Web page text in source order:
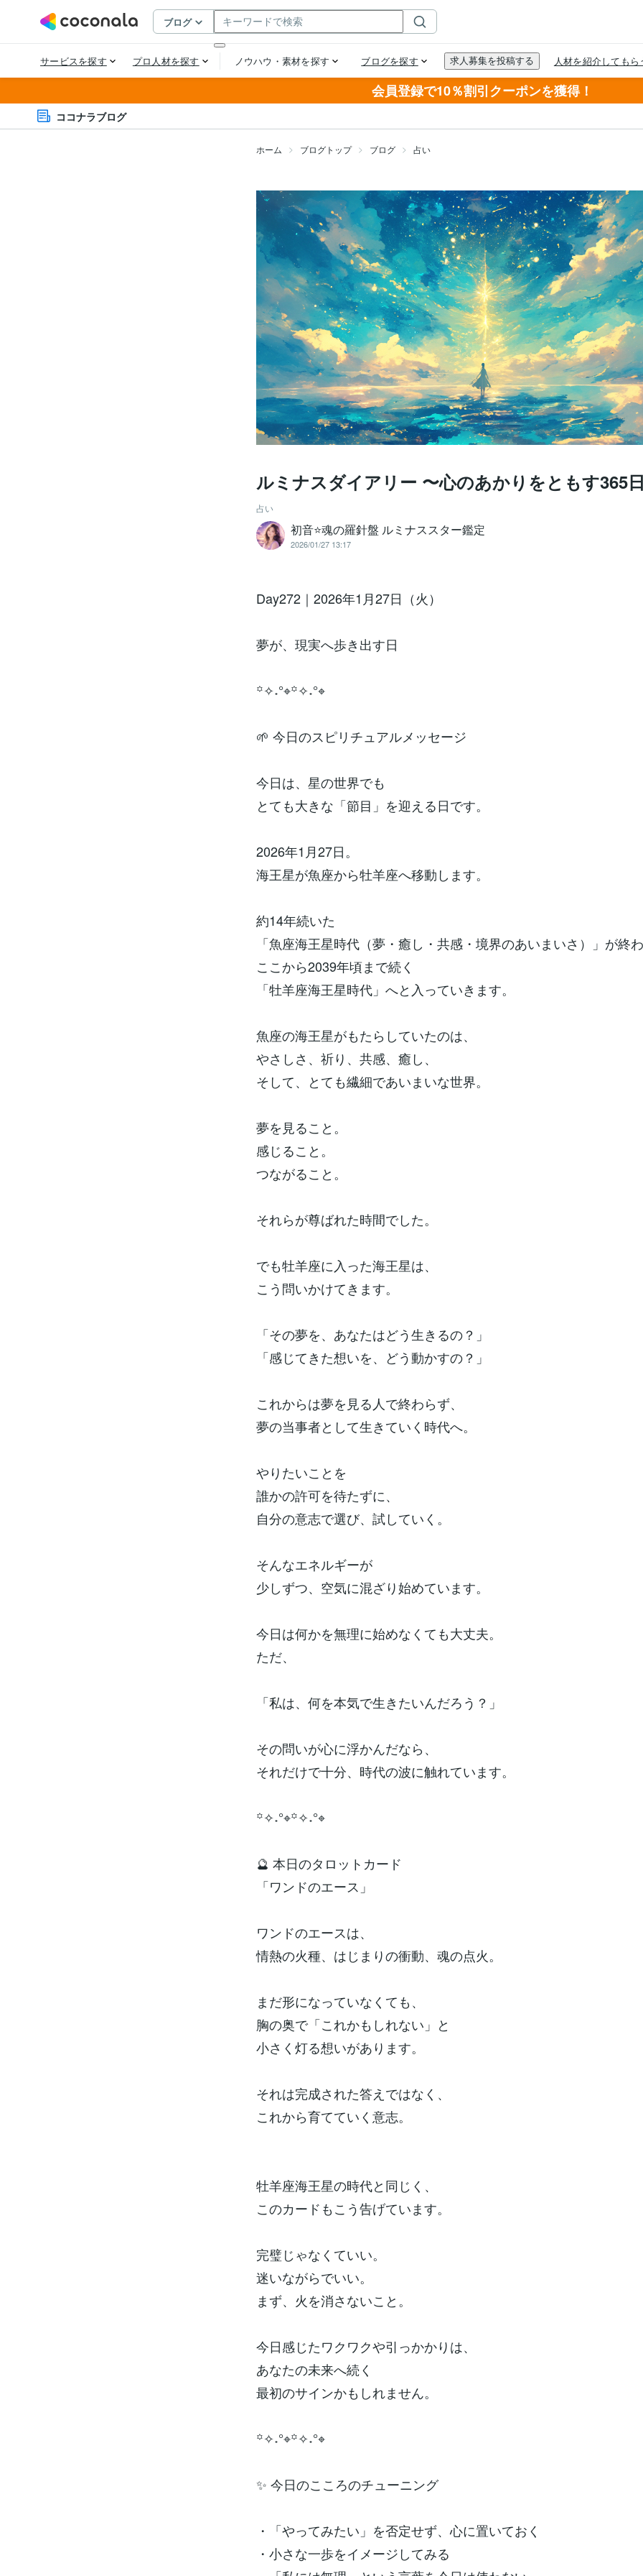
会員登録で10％割引クーポンを獲得！
ココナラブログ
ホーム ブログトップ ブログ 占い
ルミナスダイアリー 〜心のあかりをともす365
占い
初音⭐️魂の羅針盤 ルミナススター鑑定
2026/01/27 13:17
Day272｜2026年1月27日（火）
夢が、現実へ歩き出す日
꙳✧˖°⌖꙳✧˖°⌖
🌱 今日のスピリチュアルメッセージ
今日は、星の世界でも
とても大きな「節目」を迎える日です。
2026年1月27日。
海王星が魚座から牡羊座へ移動します。
約14年続いた
「魚座海王星時代（夢・癒し・共感・境界のあいまいさ）」が終
ここから2039年頃まで続く
「牡羊座海王星時代」へと入っていきます。
魚座の海王星がもたらしていたのは、
やさしさ、祈り、共感、癒し、
そして、とても繊細であいまいな世界。
夢を見ること。
感じること。
つながること。
それらが尊ばれた時間でした。
でも牡羊座に入った海王星は、
こう問いかけてきます。
「その夢を、あなたはどう生きるの？」
「感じてきた想いを、どう動かすの？」
これからは夢を見る人で終わらず、
夢の当事者として生きていく時代へ。
やりたいことを
誰かの許可を待たずに、
自分の意志で選び、試していく。
そんなエネルギーが
少しずつ、空気に混ざり始めています。
今日は何かを無理に始めなくても大丈夫。
ただ、
「私は、何を本気で生きたいんだろう？」
その問いが心に浮かんだなら、
それだけで十分、時代の波に触れています。
꙳✧˖°⌖꙳✧˖°⌖
🔮 本日のタロットカード
「ワンドのエース」
ワンドのエースは、
情熱の火種、はじまりの衝動、魂の点火。
まだ形になっていなくても、
胸の奥で「これかもしれない」と
小さく灯る想いがあります。
それは完成された答えではなく、
これから育てていく意志。
牡羊座海王星の時代と同じく、
このカードもこう告げています。
完璧じゃなくていい。
迷いながらでいい。
まず、火を消さないこと。
今日感じたワクワクや引っかかりは、
あなたの未来へ続く
最初のサインかもしれません。
꙳✧˖°⌖꙳✧˖°⌖
✨ 今日のこころのチューニング
・「やってみたい」を否定せず、心に置いておく
・小さな一歩をイメージしてみる